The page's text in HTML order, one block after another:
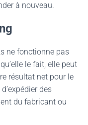
à nouveau.
ne fonctionne pas
le fait, elle peut
résultat net pour le
des
du fabricant ou